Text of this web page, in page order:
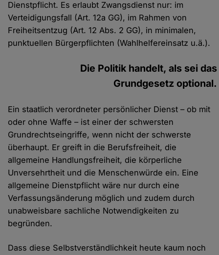
Dienstpflicht. Es erlaubt Zwangsdienst nur: im
Verteidigungsfall (Art. 12a GG), im Rahmen von
Freiheitsentzug (Art. 12 Abs. 2 GG), in minimalen,
punktuellen Bürgerpflichten (Wahlhelfereinsatz u.ä.).
Die Politik handelt, als sei das
Grundgesetz optional.
Ein staatlich verordneter persönlicher Dienst – ob mit
oder ohne Waffe – ist einer der schwersten
Grundrechtseingriffe, wenn nicht der schwerste
überhaupt. Er greift in die Berufsfreiheit, die
allgemeine Handlungsfreiheit, die körperliche
Unversehrtheit und die Menschenwürde ein. Eine
allgemeine Dienstpflicht wäre nur durch eine
Verfassungsänderung möglich und zudem durch
unabweisbare sachliche Notwendigkeiten zu
begründen.
Dass diese Selbstverständlichkeit heute kaum noch